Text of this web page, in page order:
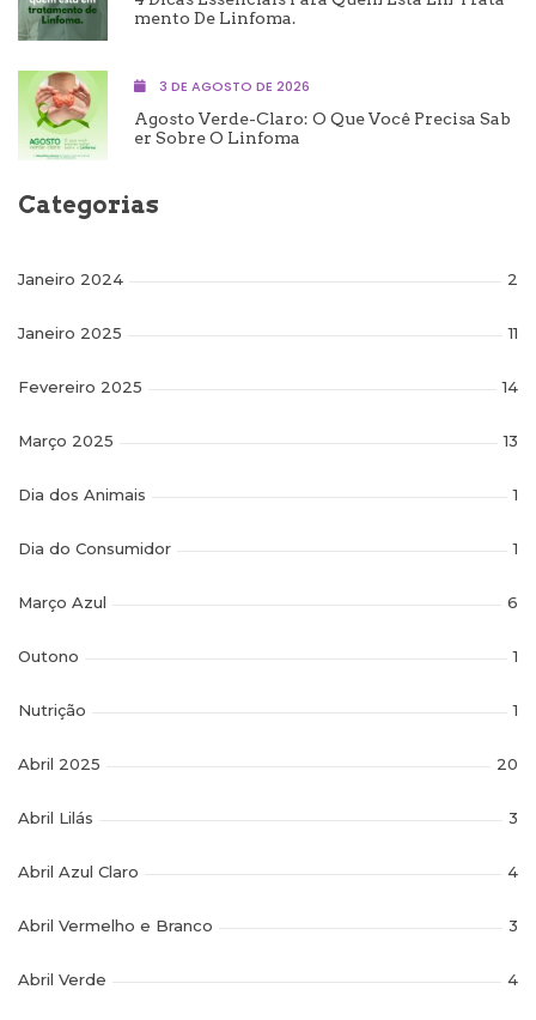
Mento De Linfoma.
3 DE AGOSTO DE 2026
Agosto Verde-Claro: O Que Você Precisa Sab
Er Sobre O Linfoma
Categorias
Janeiro 2024 2
Janeiro 2025 11
Fevereiro 2025 14
Março 2025 13
Dia dos Animais 1
Dia do Consumidor 1
Março Azul 6
Outono 1
Nutrição 1
Abril 2025 20
Abril Lilás 3
Abril Azul Claro 4
Abril Vermelho e Branco 3
Abril Verde 4